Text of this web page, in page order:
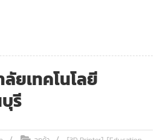
ยเทคโนโลยี
รี